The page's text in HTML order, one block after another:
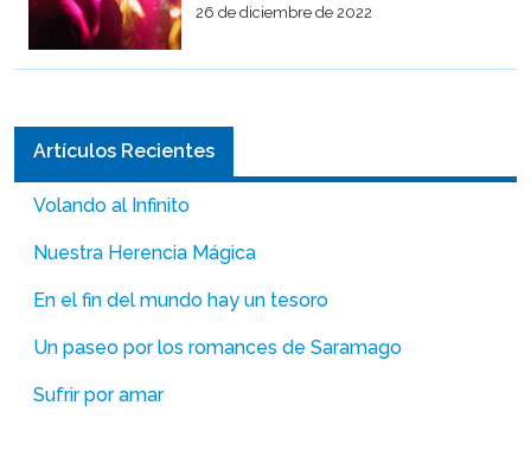
26 de diciembre de 2022
Artículos Recientes
Volando al Infinito
Nuestra Herencia Mágica
En el fin del mundo hay un tesoro
Un paseo por los romances de Saramago
Sufrir por amar